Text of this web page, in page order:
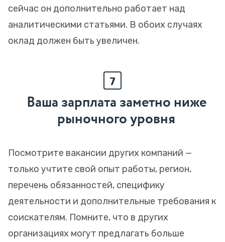
сейчас он дополнительно работает над
аналитическими статьями. В обоих случаях
оклад должен быть увеличен.
7
Ваша зарплата заметно ниже
рыночного уровня
Посмотрите вакансии других компаний —
только учтите свой опыт работы, регион,
перечень обязанностей, специфику
деятельности и дополнительные требования к
соискателям. Помните, что в других
организациях могут предлагать больше